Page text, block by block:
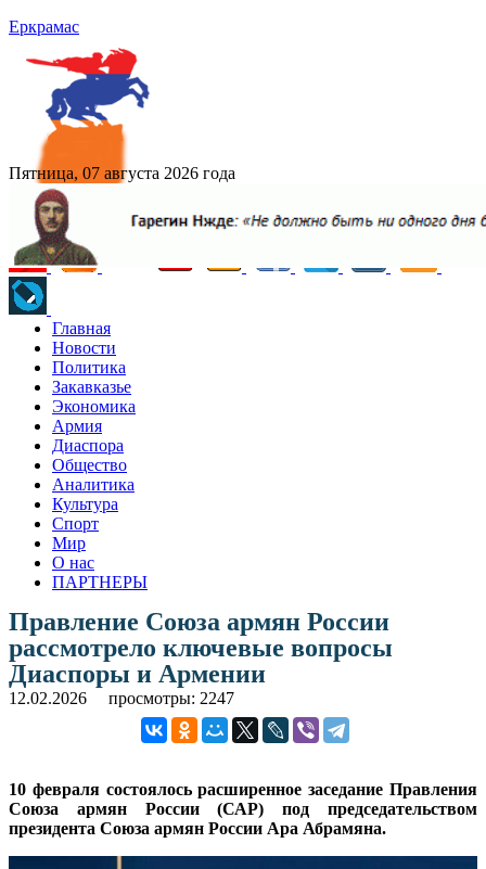
Еркрамас
Пятница, 07 августа 2026 года
Главная
Новости
Политика
Закавказье
Экономика
Армия
Диаспора
Общество
Аналитика
Культура
Спорт
Мир
О нас
ПАРТНЕРЫ
Правление Союза армян России
рассмотрело ключевые вопросы
Диаспоры и Армении
12.02.2026 просмотры: 2247
10 февраля состоялось расширенное заседание Правления
Союза армян России (САР) под председательством
президента Союза армян России Ара Абрамяна.